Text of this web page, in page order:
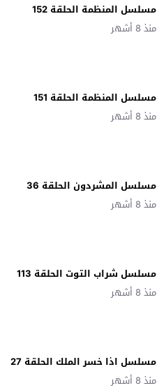
مسلسل المنظمة الحلقة 152
منذ 8 أشهر
مسلسل المنظمة الحلقة 151
منذ 8 أشهر
مسلسل المشردون الحلقة 36
منذ 8 أشهر
مسلسل شراب التوت الحلقة 113
منذ 8 أشهر
مسلسل اذا خسر الملك الحلقة 27
منذ 8 أشهر